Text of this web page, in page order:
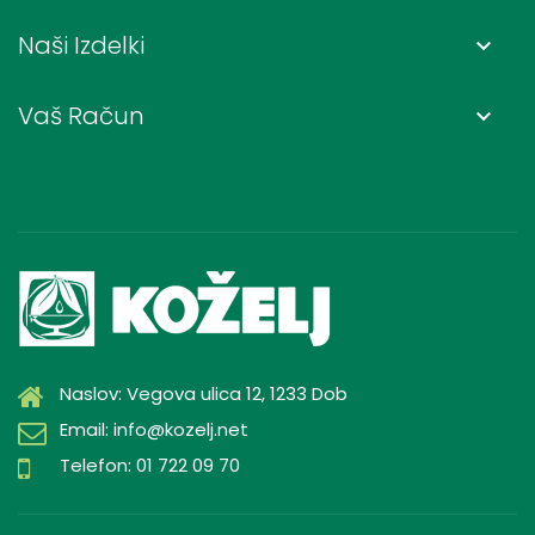
Naši Izdelki keyboard_arrow_down
Vaš Račun keyboard_arrow_down
Naslov: Vegova ulica 12, 1233 Dob
Email: info@kozelj.net
Telefon: 01 722 09 70